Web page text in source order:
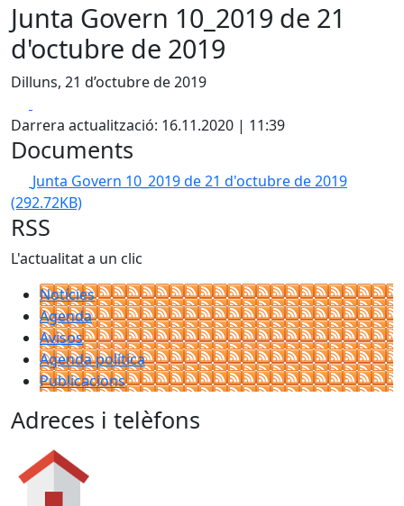
Junta Govern 10_2019 de 21
d'octubre de 2019
Dilluns, 21 d’octubre de 2019
Darrera actualització: 16.11.2020 | 11:39
Documents
Junta Govern 10_2019 de 21 d'octubre de 2019
(292.72KB)
RSS
L'actualitat a un clic
Notícies
Agenda
Avisos
Agenda política
Publicacions
Adreces i telèfons